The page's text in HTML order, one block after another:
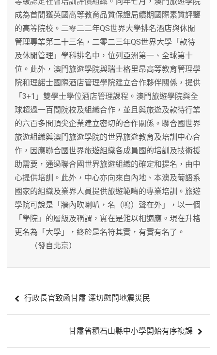
成為首間獲英國高等教育品質保證局續期國際素質評鑒
的高等院校。二零二二年QS世界大學排名酒店與休閒
管理專業第二十三名，二零二三年QS世界大學「款待
及休閒管理」學科排名中，位列亞洲第一、全球第十
位。此外，澳門旅遊學院與瑞士格里昂高等教育管理學
院和理諾士國際酒店管理學院建立合作夥伴關係，提供
「3+1」雙學士學位酒店管理課程。澳門旅遊學院與全
球超過一百間院校及組織合作，並且與旅遊及款待行業
的六百多間頂尖企業建立密切的合作關係。聯合國世界
旅遊組織與澳門旅遊學院的世界旅遊教育及培訓中心合
作，因應聯合國世界旅遊組織各成員國的培訓及技術援
助需要，通過聯合國世界旅遊組織的確定和提名，由中
心提供培訓。此外，中心亦向來自內地、本澳及葡語系
國家的組織及業界人員提供旅遊範疇的專業培訓。旅遊
學院可說是「牆內吹喇叭，名（鳴）聲在外」，以一個
「學院」的層級及稱謂，實在是難以相適應。現在升格
更名為「大學」，終於是名符其實，有實有名了。
（發自北京）
章 行政長官致函甘肅 深切慰問地震災民
甘肅省積石山縣中小學開始有序複課